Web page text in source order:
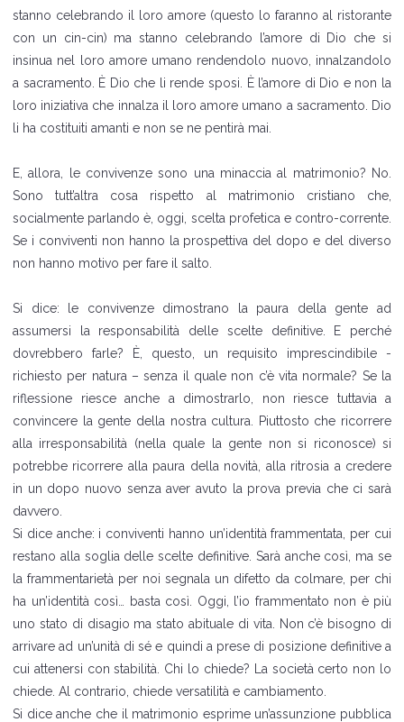
stanno celebrando il loro amore (questo lo faranno al ristorante
con un cin-cin) ma stanno celebrando l’amore di Dio che si
insinua nel loro amore umano rendendolo nuovo, innalzandolo
a sacramento. È Dio che li rende sposi. È l’amore di Dio e non la
loro iniziativa che innalza il loro amore umano a sacramento. Dio
li ha costituiti amanti e non se ne pentirà mai.
E, allora, le convivenze sono una minaccia al matrimonio? No.
Sono tutt’altra cosa rispetto al matrimonio cristiano che,
socialmente parlando è, oggi, scelta profetica e contro-corrente.
Se i conviventi non hanno la prospettiva del dopo e del diverso
non hanno motivo per fare il salto.
Si dice: le convivenze dimostrano la paura della gente ad
assumersi la responsabilità delle scelte definitive. E perché
dovrebbero farle? È, questo, un requisito imprescindibile -
richiesto per natura – senza il quale non c’è vita normale? Se la
riflessione riesce anche a dimostrarlo, non riesce tuttavia a
convincere la gente della nostra cultura. Piuttosto che ricorrere
alla irresponsabilità (nella quale la gente non si riconosce) si
potrebbe ricorrere alla paura della novità, alla ritrosia a credere
in un dopo nuovo senza aver avuto la prova previa che ci sarà
davvero.
Si dice anche: i conviventi hanno un’identità frammentata, per cui
restano alla soglia delle scelte definitive. Sarà anche così, ma se
la frammentarietà per noi segnala un difetto da colmare, per chi
ha un’identità così… basta così. Oggi, l’io frammentato non è più
uno stato di disagio ma stato abituale di vita. Non c’è bisogno di
arrivare ad un’unità di sé e quindi a prese di posizione definitive a
cui attenersi con stabilità. Chi lo chiede? La società certo non lo
chiede. Al contrario, chiede versatilità e cambiamento.
Si dice anche che il matrimonio esprime un’assunzione pubblica